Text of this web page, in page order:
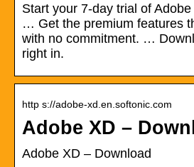
Start your 7-day trial of
… Get the premium features
with no commitment. …
right in.
http s://adobe-xd.en.softonic.com
Adobe XD –
Adobe XD – Download